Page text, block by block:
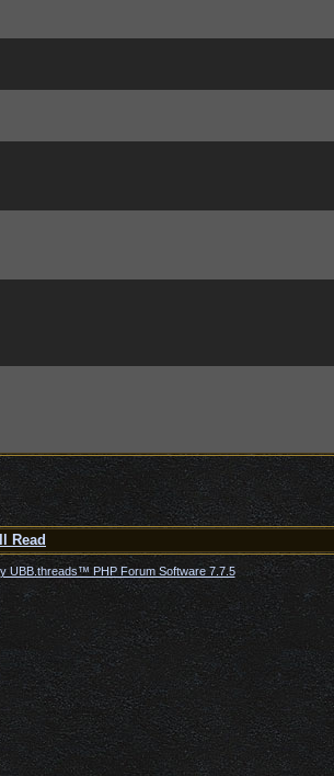
Read
UBB.threads™ PHP Forum Software 7.7.5